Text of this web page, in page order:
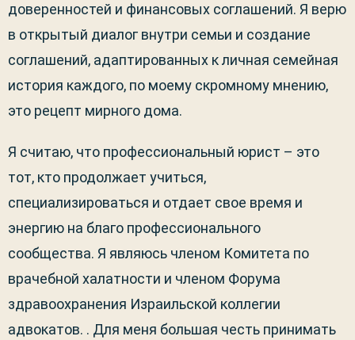
доверенностей и финансовых соглашений. Я верю
в открытый диалог внутри семьи и создание
соглашений, адаптированных к личная семейная
история каждого, по моему скромному мнению,
это рецепт мирного дома.
Я считаю, что профессиональный юрист – это
тот, кто продолжает учиться,
специализироваться и отдает свое время и
энергию на благо профессионального
сообщества. Я являюсь членом Комитета по
врачебной халатности и членом Форума
здравоохранения Израильской коллегии
адвокатов. . Для меня большая честь принимать